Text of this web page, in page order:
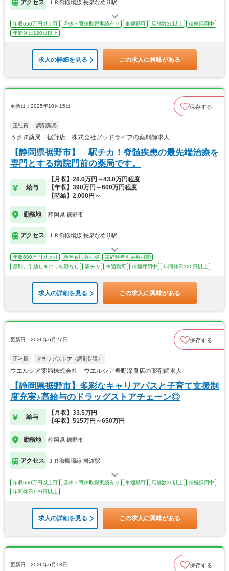
アクセス ＪＲ御殿場線 長泉なめり駅
年収650万円以上可 産休・育休取得実績有り 車通勤可 店舗数30以上
積極採用中
年間休日120日以上
求人の詳細を見る この求人に興味がある
更新日：2025年10月15日 保存する
正社員 調剤薬局
うさぎ薬局 裾野店 株式会社グッドライフの薬剤師求人
【静岡県裾野市】 駅チカ！脊髄疾患の最先端治療を
専門とする病院門前の薬局です。
給与
【月収】28.0万円～43.0万円程度
【年収】390万円～600万円程度
【時給】2,000円～
勤務地 静岡県 裾野市
アクセス ＪＲ御殿場線 長泉なめり駅
年収600万円以上可 新卒も応募可能
未経験者も応募可能
原則、引越しを伴う転勤なし
駅チカ 車通勤可 積極採用中 年間休日120日以上
求人の詳細を見る この求人に興味がある
更新日：2026年6月27日 保存する
正社員 ドラッグストア（調剤併設）
ウエルシア薬局株式会社 ウエルシア裾野深良店の薬剤師求人
【静岡県裾野市】多彩なキャリアパスと子育て支援制
度充実♪高給与のドラッグストアチェーン◎
給与
【月収】33.5万円
【年収】515万円～650万円
勤務地 静岡県 裾野市
アクセス ＪＲ御殿場線 岩波駅
年収650万円以上可 産休・育休取得実績有り 車通勤可 店舗数30以上
積極採用中
年間休日120日以上
求人の詳細を見る この求人に興味がある
更新日：2026年6月18日 保存する